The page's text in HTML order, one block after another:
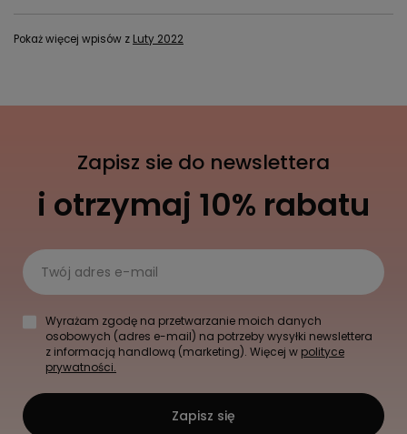
Pokaż więcej wpisów z Luty 2022
Zapisz sie do newslettera
i otrzymaj 10% rabatu
Twój adres e-mail
Wyrażam zgodę na przetwarzanie moich danych
osobowych (adres e-mail) na potrzeby wysyłki newslettera
z informacją handlową (marketing). Więcej w polityce
prywatności.
Zapisz się